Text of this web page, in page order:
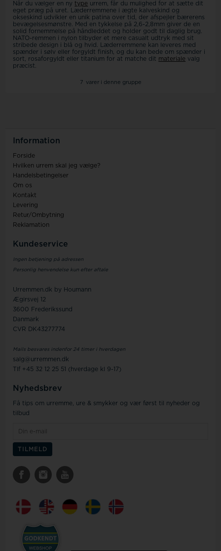
Når du vælger en ny type urrem, får du mulighed for at sætte dit
eget præg på uret. Læderremmene i ægte kalveskind og
okseskind udvikler en unik patina over tid, der afspejler bærerens
bevægelsesmønstre. Med en tykkelse på 2,6-2,8mm giver de en
solid fornemmelse på håndleddet og holder godt til daglig brug.
NATO-remmen i nylon tilbyder et mere casualt udtryk med sit
stribede design i blå og hvid. Læderremmene kan leveres med
spænder i sølv eller forgyldt finish, og du kan bede om spænder i
sort, rosaforgyldt eller titanium for at matche dit materiale valg
præcist.
7 varer i denne gruppe
Information
Forside
Hvilken urrem skal jeg vælge?
Handelsbetingelser
Om os
Kontakt
Levering
Retur/Ombytning
Reklamation
Kundeservice
Ingen betjening på adressen
Personlig henvendelse kun efter aftale
Urremmen.dk by Houmann
Ægirsvej 12
3600 Frederikssund
Danmark
CVR DK43277774
Mails besvares indenfor 24 timer i hverdagen
salg@urremmen.dk
Tlf +45 32 12 25 51 (hverdage kl 9-17)
Nyhedsbrev
Få tips om urremme, ure & smykker og vær først til nyheder og
tilbud